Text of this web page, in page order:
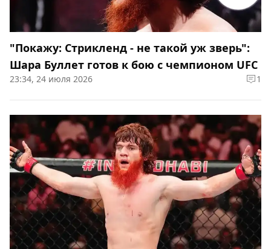
"Покажу: Стрикленд - не такой уж зверь":
Шара Буллет готов к бою с чемпионом UFC
23:34, 24 июля 2026 1